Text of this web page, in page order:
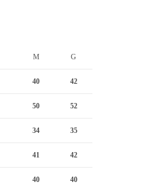
M G
40 42
50 52
34 35
41 42
40 40